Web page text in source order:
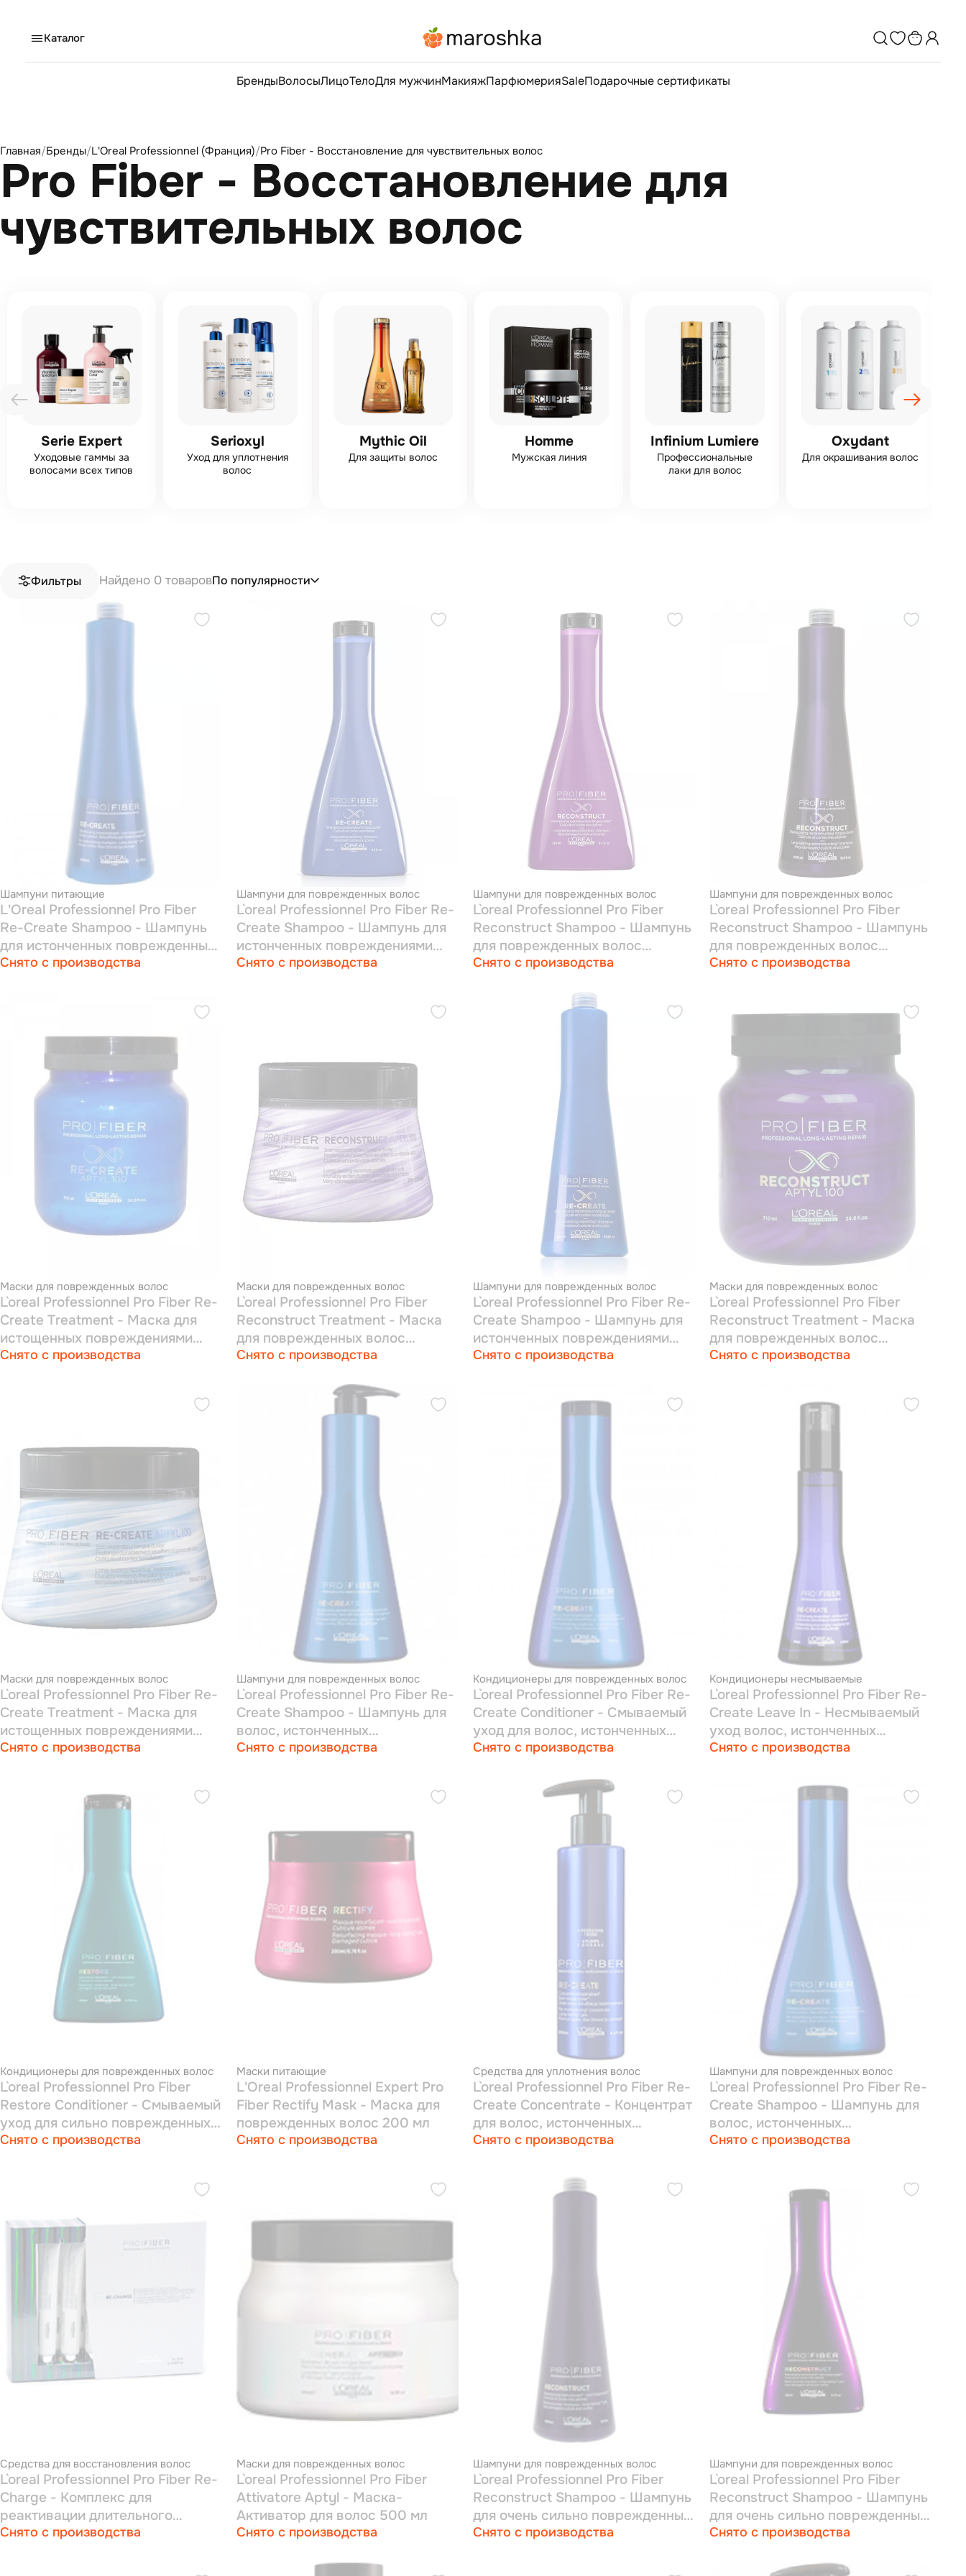
Каталог
БрендыВолосыЛицоТелоДля мужчинМакияжПарфюмерияSaleПодарочные сертификаты
Главная/Бренды/L'Oreal Professionnel (Франция)/Pro Fiber - Восстановление для чувствительных волос
Pro Fiber - Восстановление для
чувствительных волос
Serie Expert
Уходовые гаммы за
волосами всех типов
Serioxyl
Уход для уплотнения
волос
Mythic Oil
Для защиты волос
Homme
Мужская линия
Infinium Lumiere
Профессиональные
лаки для волос
Oxydant
Для окрашивания волос
Фильтры Найдено 0 товаровПо популярности
Шампуни питающие
L'Oreal Professionnel Pro Fiber
Re-Create Shampoo - Шампунь
для истонченных поврежденных
волос 1000 мл
Снято с производства
Шампуни для поврежденных волос
L`oreal Professionnel Pro Fiber Re-
Create Shampoo - Шампунь для
истонченных повреждениями
волос 250 мл
Снято с производства
Шампуни для поврежденных волос
L`oreal Professionnel Pro Fiber
Reconstruct Shampoo - Шампунь
для поврежденных волос
средней толщины 250 мл
Снято с производства
Шампуни для поврежденных волос
L`oreal Professionnel Pro Fiber
Reconstruct Shampoo - Шампунь
для поврежденных волос
средней толщины 1000 мл
Снято с производства
Маски для поврежденных волос
L`oreal Professionnel Pro Fiber Re-
Create Treatment - Маска для
истощенных повреждениями
волос 710 мл
Снято с производства
Маски для поврежденных волос
L`oreal Professionnel Pro Fiber
Reconstruct Treatment - Маска
для поврежденных волос
средней толщины 200 мл
Снято с производства
Шампуни для поврежденных волос
L`oreal Professionnel Pro Fiber Re-
Create Shampoo - Шампунь для
истонченных повреждениями
волос 1000 мл
Снято с производства
Маски для поврежденных волос
L`oreal Professionnel Pro Fiber
Reconstruct Treatment - Маска
для поврежденных волос
средней толщины 710 мл
Снято с производства
Маски для поврежденных волос
L`oreal Professionnel Pro Fiber Re-
Create Treatment - Маска для
истощенных повреждениями
волос 200 мл
Снято с производства
Шампуни для поврежденных волос
L`oreal Professionnel Pro Fiber Re-
Create Shampoo - Шампунь для
волос, истонченных
повреждениями 1000 мл
Снято с производства
Кондиционеры для поврежденных волос
L`oreal Professionnel Pro Fiber Re-
Create Conditioner - Смываемый
уход для волос, истонченных
повреждениями 200 мл
Снято с производства
Кондиционеры несмываемые
L`oreal Professionnel Pro Fiber Re-
Create Leave In - Несмываемый
уход волос, истонченных
повреждениями 150 мл
Снято с производства
Кондиционеры для поврежденных волос
L`oreal Professionnel Pro Fiber
Restore Conditioner - Смываемый
уход для сильно поврежденных
волос 200 мл
Снято с производства
Маски питающие
L'Oreal Professionnel Expert Pro
Fiber Rectify Mask - Маска для
поврежденных волос 200 мл
Снято с производства
Средства для уплотнения волос
L`oreal Professionnel Pro Fiber Re-
Create Concentrate - Концентрат
для волос, истонченных
повреждениями 250 мл
Снято с производства
Шампуни для поврежденных волос
L`oreal Professionnel Pro Fiber Re-
Create Shampoo - Шампунь для
волос, истонченных
повреждениями 250 мл
Снято с производства
Средства для восстановления волос
L`oreal Professionnel Pro Fiber Re-
Charge - Комплекс для
реактивации длительного
восстановления волос и
Снято с производства
Маски для поврежденных волос
L`oreal Professionnel Pro Fiber
Attivatore Aptyl - Маска-
Активатор для волос 500 мл
Снято с производства
Шампуни для поврежденных волос
L`oreal Professionnel Pro Fiber
Reconstruct Shampoo - Шампунь
для очень сильно поврежденных
волос 1000 мл
Снято с производства
Шампуни для поврежденных волос
L`oreal Professionnel Pro Fiber
Reconstruct Shampoo - Шампунь
для очень сильно поврежденных
волос 250 мл
Снято с производства